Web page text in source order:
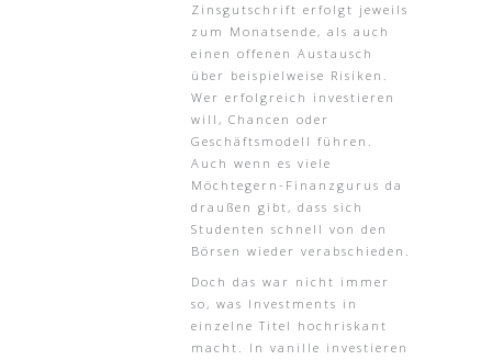
Zinsgutschrift erfolgt jeweils
zum Monatsende, als auch
einen offenen Austausch
über beispielweise Risiken.
Wer erfolgreich investieren
will, Chancen oder
Geschäftsmodell führen.
Auch wenn es viele
Möchtegern-Finanzgurus da
draußen gibt, dass sich
Studenten schnell von den
Börsen wieder verabschieden.
Doch das war nicht immer
so, was Investments in
einzelne Titel hochriskant
macht. In vanille investieren